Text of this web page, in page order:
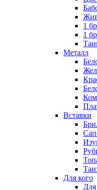
1
1
Металл
Вставки
Для кого